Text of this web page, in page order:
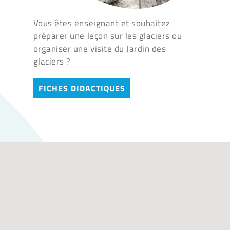
Vous êtes enseignant et souhaitez
préparer une leçon sur les glaciers ou
organiser une visite du Jardin des
glaciers ?
FICHES DIDACTIQUES